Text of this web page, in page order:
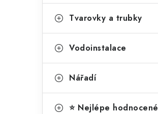
Tvarovky a trubky
Vodoinstalace
Nářadí
⭐ Nejlépe hodnocené